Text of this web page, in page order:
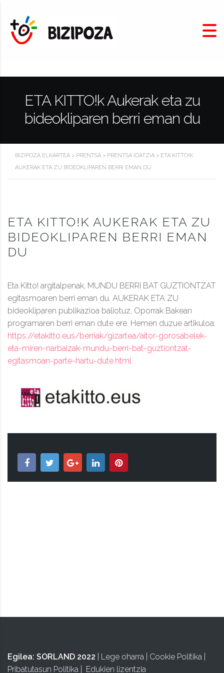
ETA KITTO!k Aukerak eta zu
bideokliparen berri eman du
BIZIPOZA ELKARTEA > PRENTSA > PRENTSA IDATZIA > ETA KITTO!K
AUKERAK ETA ZU BIDEOKLIPAREN BERRI EMAN DU
ETA KITTO!K AUKERAK ETA ZU
BIDEOKLIPAREN BERRI EMAN
DU
Eta Kitto! argitalpenak, MUNDU BERRI BAT GUZTIONTZAT
egitasmoaren berri eman du. AUKERAK ETA ZU
bideokliparen publikazioa baliotuz, Oporrak Bakean
programaren berri eman dute ere. Hemen duzue artikuloa:
https://etakitto.eus/berriak/gizartea/aitor-gorosabelek-
eta-miren-narbaizak-mundu-berri-bat-guztiontzat-
egitasmoan-parte-hartu-dute.html
Egilea: SORLAND 2022 Lege oharra Cookie Politika
Pribatutasun Politika
Edukien lizentzia